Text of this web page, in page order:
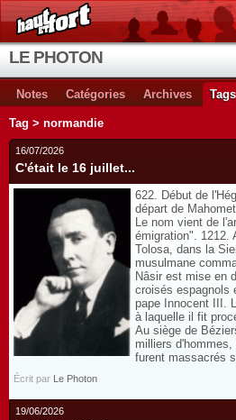
LE PHOTON
Notes Catégories Archives Tags
Tag > normandie
16/07/2026
C'était le 16 juillet...
622. Début de
départ de
Le nom vient de
émigration". 1212.
Tolosa, dans la
musulmane
Nâsir est mise en
croisés espagnols
pape Innocent III.
à laquelle il fit
Au siège de
milliers
furent massacrés
Écrit par Le Photon
19/06/2026